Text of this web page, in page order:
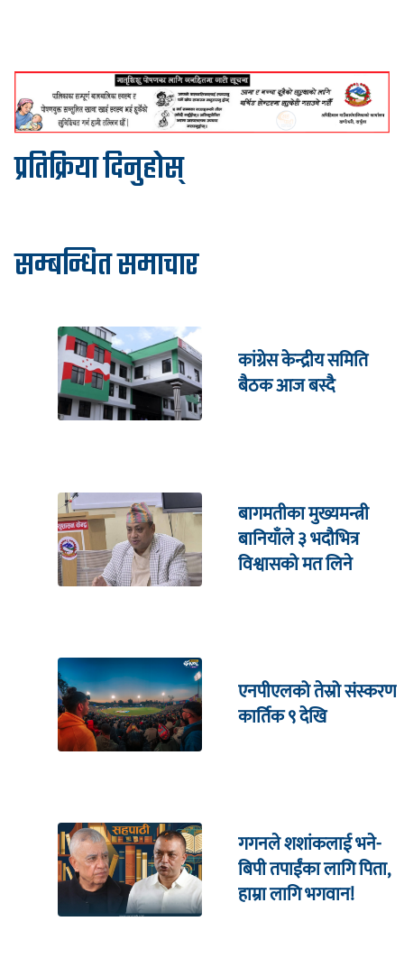
प्रतिक्रिया दिनुहोस्
सम्बन्धित समाचार
कांग्रेस केन्द्रीय समिति
बैठक आज बस्दै
बागमतीका मुख्यमन्त्री
बानियाँले ३ भदौभित्र
विश्वासको मत लिने
एनपीएलको तेस्रो संस्करण
कार्तिक ९ देखि
गगनले शशांकलाई भने-
बिपी तपाईंका लागि पिता,
हाम्रा लागि भगवान!